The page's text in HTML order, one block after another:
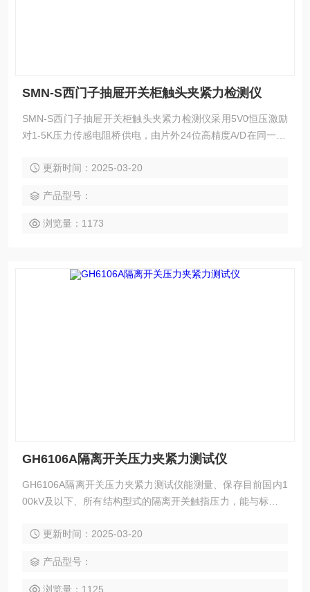
SMN-S西门子抽屉开关柜触头夹紧力检测仪
SMN-S西门子抽屉开关柜触头夹紧力检测仪采用5V0恒压激励
对1-5K压力传感电阻桥供电，由片外24位高精度A/D在同一5V
方式。数据处理后由高亮度绿色12864点阵主动发光型OLED
果合格与否，是检测电力设备触点压力是否合格的专用测量仪
器。
更新时间：2025-03-20
产品型号：
浏览量：1173
GH6106A隔离开关压力夹紧力测试仪
GH6106A隔离开关压力夹紧力测试仪能测量、保存目前国内1
00kV及以下、所有结构型式的隔离开关触指压力，能与标准值
更新时间：2025-03-20
产品型号：
浏览量：1125